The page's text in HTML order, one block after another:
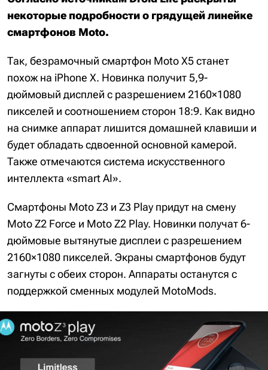
некоторые подробности о грядущей линейке
смартфонов Moto.
Так, безрамочный смартфон Moto X5 станет
похож на iPhone X. Новинка получит 5,9-
дюймовый дисплей с разрешением 2160×1080
пикселей и соотношением сторон 18:9. Как видно
на снимке аппарат лишится домашней клавиши и
будет обладать сдвоенной основной камерой.
Также отмечаются система искусственного
интеллекта «smart AI».
Смартфоны Moto Z3 и Z3 Play придут на смену
Moto Z2 Force и Moto Z2 Play. Новинки получат 6-
дюймовые вытянутые дисплеи с разрешением
2160×1080 пикселей. Экраны смартфонов будут
загнуты с обеих сторон. Аппараты останутся с
поддержкой сменных модулей MotoMods.